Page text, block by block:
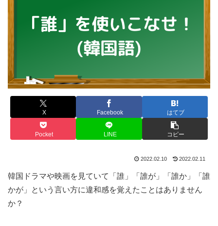
X Facebook はてブ
Pocket LINE コピー
2022.02.10 2022.02.11
韓国ドラマや映画を見ていて「誰」「誰が」「誰か」「誰
かが」という言い方に違和感を覚えたことはありません
か？